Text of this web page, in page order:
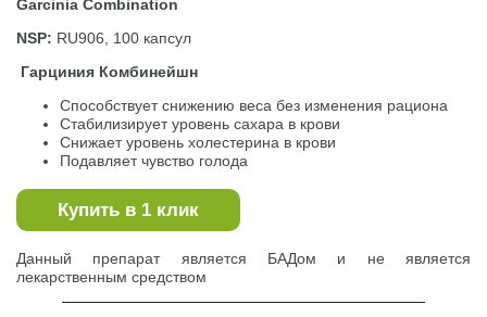
Garcinia Combination
NSP: RU906, 100 капсул
Гарциния Комбинейшн
Способствует снижению веса без изменения рациона
Стабилизирует уровень сахара в крови
Снижает уровень холестерина в крови
Подавляет чувство голода
Купить в 1 клик
Данный препарат является БАДом и не является
лекарственным средством